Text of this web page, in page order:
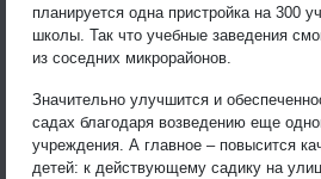
планируется одна пристройка на 300
школы. Так что учебные заведения
из соседних микрорайонов.
Значительно улучшится и
садах благодаря возведению еще
учреждения. А главное – повысится
детей: к действующему садику на